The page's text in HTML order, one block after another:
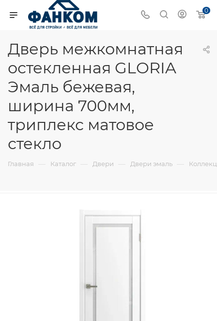
0
Дверь межкомнатная
остекленная GLORIA
Эмаль бежевая,
ширина 700мм,
триплекс матовое
стекло
Главная — Каталог — Двери — Двери эмаль —